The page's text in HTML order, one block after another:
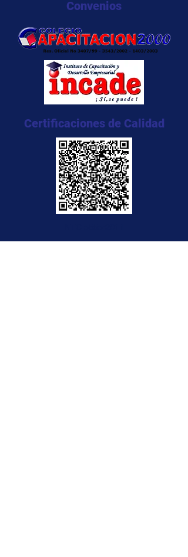
Convenios
Certificaciones de Calidad